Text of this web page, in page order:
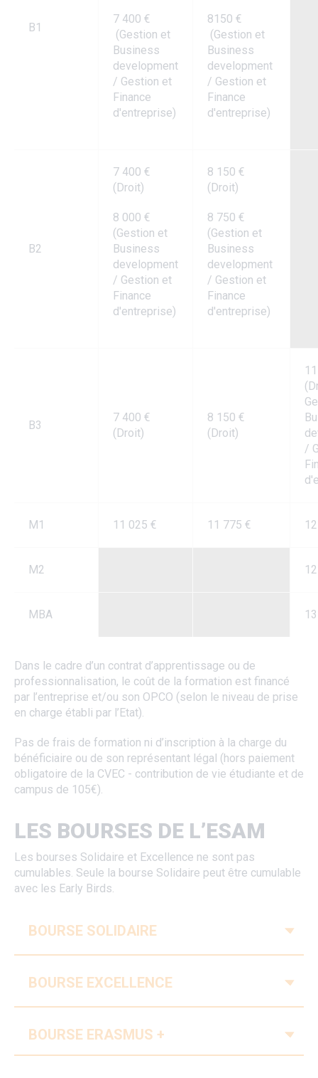
B1
7 400 €
(Gestion et
Business
development
/ Gestion et
Finance
d'entreprise)
8150 €
(Gestion et
Business
development
/ Gestion et
Finance
d'entreprise)
B2
7 400 €
(Droit)
8 000 €
(Gestion et
Business
development
/ Gestion et
Finance
d'entreprise)
8 150 €
(Droit)
8 750 €
(Gestion et
Business
development
/ Gestion et
Finance
d'entreprise)
B3
7 400 €
(Droit)
8 150 €
(Droit)
/
M1 11 025 € 11 775 €
M2
MBA
Dans le cadre d’un contrat d’apprentissage ou de
professionnalisation, le coût de la formation est financé
par l’entreprise et/ou son OPCO (selon le niveau de prise
en charge établi par l’Etat).
Pas de frais de formation ni d’inscription à la charge du
bénéficiaire ou de son représentant légal (hors paiement
obligatoire de la CVEC - contribution de vie étudiante et de
campus de 105€).
LES BOURSES DE L’ESAM
Les bourses Solidaire et Excellence ne sont pas
cumulables. Seule la bourse Solidaire peut être cumulable
avec les Early Birds.
BOURSE SOLIDAIRE
BOURSE EXCELLENCE
BOURSE ERASMUS +